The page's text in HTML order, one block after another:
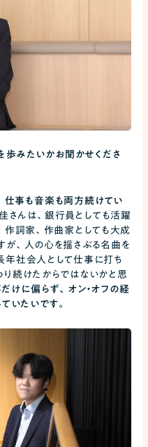
歩みたいかお聞かせくださ
仕事も音楽も両方続けてい
さんは、銀行員としても活躍
作詞家、作曲家としても大成
が、人の心を揺さぶる名曲を
年社会人として仕事に打ち
続けたからではないかと思
けに偏らず、オン・オフの経
いたいです。